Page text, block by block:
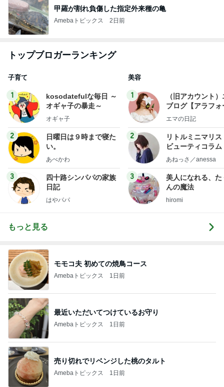
甲羅が割れ負傷した指定外来種の亀
Amebaトピックス 2日前
トップブロガーランキング
子育て
1
kosodatefulな毎日 ～
オギャ子の暴走～
オギャ子
2
日曜日は９時まで寝た
い。
あべかわ
3
四十路シンパパの家族
日記
はやパパ
美容
1
（旧アカウント
ブログ【アラフォ
社売却セカンドラ
エマの日記
2
リトルミニマリス
ビューティコラ
little
あねっさ／anessa
3
美人になれる、た
んの魔法
hiromi
もっと見る
モモコ夫 初めての焼鳥コース
Amebaトピックス 1日前
最近いただいてつけているお守り
Amebaトピックス 1日前
売り切れでリベンジした桃のタルト
Amebaトピックス 1日前